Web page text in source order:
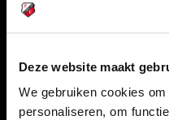
Deze website maakt
We gebruiken cookies
personaliseren, om
STADION
SUPPORTERS
Informatie